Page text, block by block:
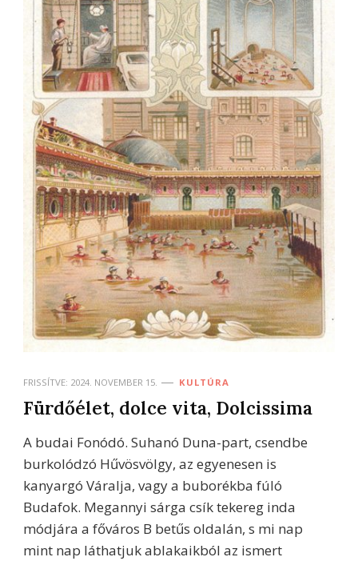
FRISSÍTVE: 2024. NOVEMBER 15. KULTÚRA
Fürdőélet, dolce vita, Dolcissima
A budai Fonódó. Suhanó Duna-part, csendbe
burkolódzó Hűvösvölgy, az egyenesen is
kanyargó Váralja, vagy a buborékba fúló
Budafok. Megannyi sárga csík tekereg inda
módjára a főváros B betűs oldalán, s mi nap
mint nap láthatjuk ablakaikból az ismert